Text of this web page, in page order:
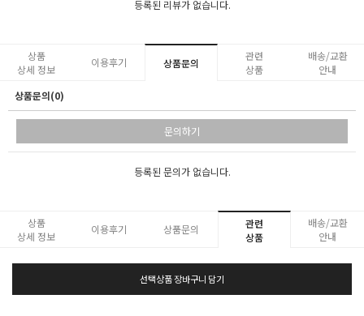
등록된 리뷰가 없습니다.
상품
상세 정보
이용후기 상품문의
관련
상품
배송/교환
안내
상품문의(0)
문의하기
등록된 문의가 없습니다.
상품
상세 정보
이용후기 상품문의
관련
상품
배송/교환
안내
선택상품 장바구니 담기